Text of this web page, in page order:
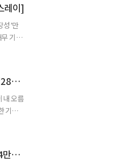
레이]
성’만
기반
LIG디펜스앤에어로스페이스, 실적 발표 후 급락→반등⋯증권가 “28년까지 튼튼”
내 오름
기저
유진證 “CJ ENM, 티빙 첫 흑자에도 3분기 수익성 둔화…목표가 4만8000원”